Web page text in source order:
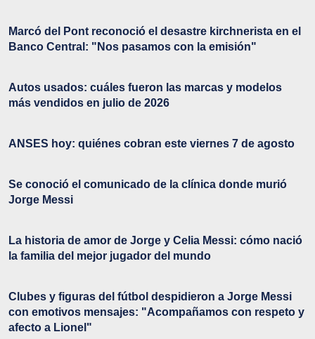
Marcó del Pont reconoció el desastre kirchnerista en el
Banco Central: "Nos pasamos con la emisión"
Autos usados: cuáles fueron las marcas y modelos
más vendidos en julio de 2026
ANSES hoy: quiénes cobran este viernes 7 de agosto
Se conoció el comunicado de la clínica donde murió
Jorge Messi
La historia de amor de Jorge y Celia Messi: cómo nació
la familia del mejor jugador del mundo
Clubes y figuras del fútbol despidieron a Jorge Messi
con emotivos mensajes: "Acompañamos con respeto y
afecto a Lionel"